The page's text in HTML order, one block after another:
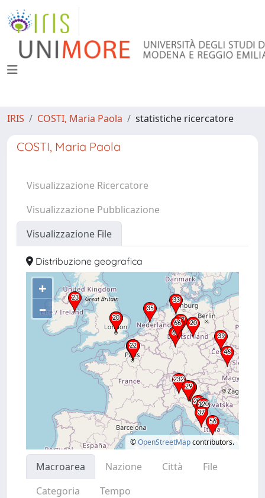
IRIS COSTI, Maria Paola statistiche ricercatore
COSTI, Maria Paola
Visualizzazione Ricercatore
Visualizzazione Pubblicazione
Visualizzazione File
Distribuzione geografica
+
–
©OpenStreetMapcontributors.
Macroarea Nazione Città
File
Categoria
Tempo